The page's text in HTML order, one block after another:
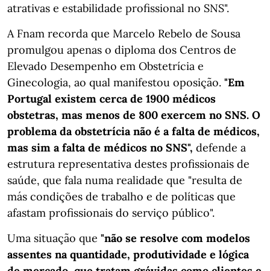
atrativas e estabilidade profissional no SNS".
A Fnam recorda que Marcelo Rebelo de Sousa
promulgou apenas o diploma dos Centros de
Elevado Desempenho em Obstetrícia e
Ginecologia, ao qual manifestou oposição. "Em
Portugal existem cerca de 1900 médicos
obstetras, mas menos de 800 exercem no SNS. O
problema da obstetrícia não é a falta de médicos,
mas sim a falta de médicos no SNS", defende a
estrutura representativa destes profissionais de
saúde, que fala numa realidade que "resulta de
más condições de trabalho e de políticas que
afastam profissionais do serviço público".
Uma situação que "não se resolve com modelos
assentes na quantidade, produtividade e lógica